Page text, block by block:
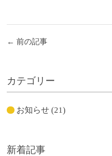
← 前の記事
カテゴリー
お知らせ (21)
新着記事